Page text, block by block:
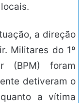
a direção
Militares do 1º
(BPM) foram
detiveram o
a vítima